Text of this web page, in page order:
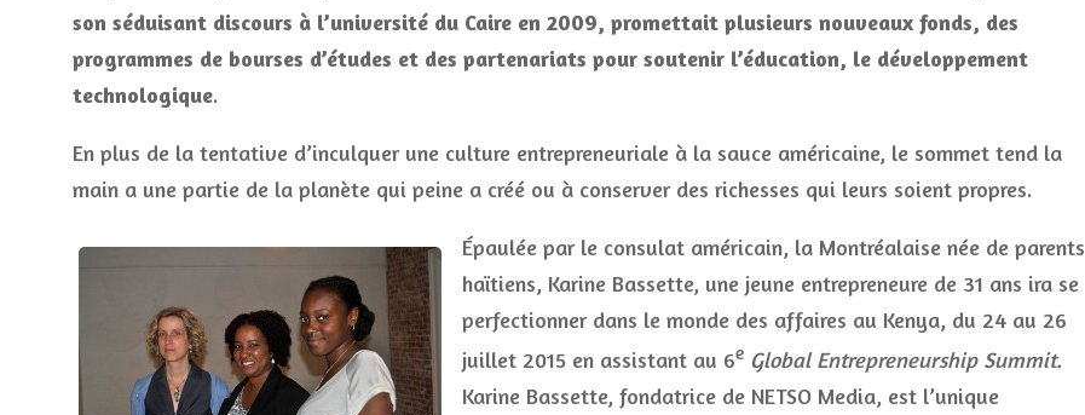
son séduisant discours à l’université du Caire en 2009, promettait plusieurs nouveaux fonds, des
programmes de bourses d’études et des partenariats pour soutenir l’éducation, le développement
technologique.
En plus de la tentative d’inculquer une culture entrepreneuriale à la sauce américaine, le sommet tend la
main a une partie de la planète qui peine a créé ou à conserver des richesses qui leurs soient propres.
Épaulée par le consulat américain, la Montréalaise née de parents
haïtiens, Karine Bassette, une jeune entrepreneure de 31 ans ira se
perfectionner dans le monde des affaires au Kenya, du 24 au 26
juillet 2015 en assistant au 6e Global Entrepreneurship Summit.
Karine Bassette, fondatrice de NETSO Media, est l’unique